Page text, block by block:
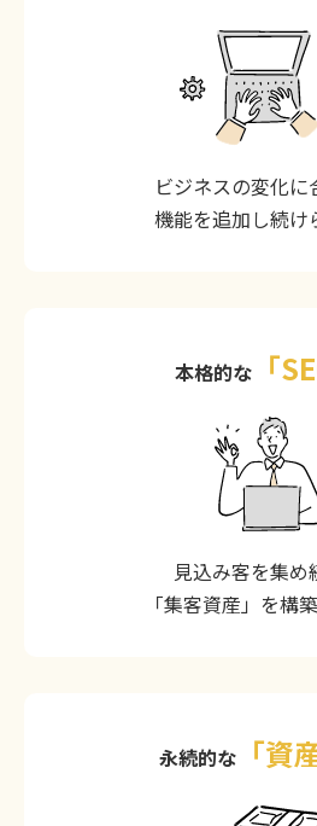
ビジネスの変化に
機能を追加し続け
本格的な「
見込み客を集め
「集客資産」を構
永続的な 「資